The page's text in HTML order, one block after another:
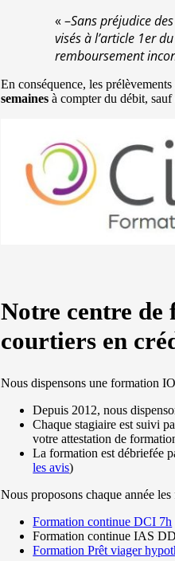
« –Sans préjudice
visés à l’article 1er
remboursement
En conséquence, les
semaines à compter du débit,
Notre centre de
courtiers en
Nous dispensons une formation
Depuis 2012, nous
Chaque stagiaire est suivi
votre attestation de
La formation est débriefée
les avis)
Nous proposons chaque année
Formation continue DCI 7h
Formation continue IAS
Formation Prêt viager